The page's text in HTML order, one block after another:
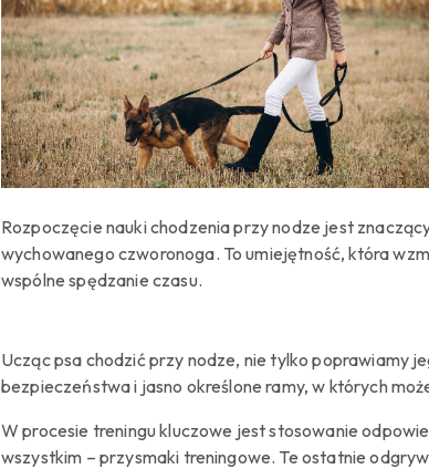
Rozpoczęcie nauki chodzenia przy nodze jest
wychowanego czworonoga. To umiejętność, która
wspólne spędzanie czasu.
Ucząc psa chodzić przy nodze, nie tylko poprawiamy
bezpieczeństwa i jasno określone ramy, w których
W procesie treningu kluczowe jest stosowanie
wszystkim – przysmaki treningowe. Te ostatnie